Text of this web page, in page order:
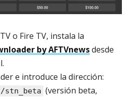
o Fire TV, instala la
by AFTVnewsdesde
e introduce la dirección:
(versión beta,